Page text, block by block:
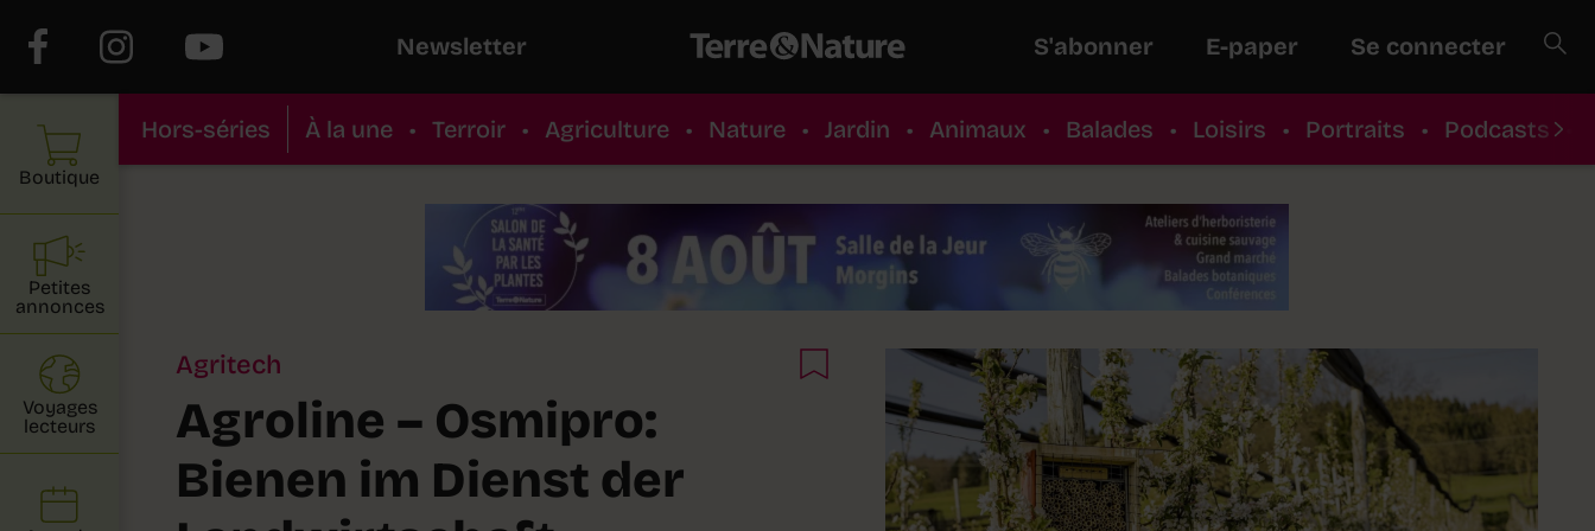
Newsletter S'abonner E-paper Se connecter
Hors-séries À la une • Terroir • Agriculture • Nature • Jardin • Animaux • Balades • Loisirs • Portraits • Podcasts
Agritech
Agroline – Osmipro:
Bienen im Dienst der
Boutique
Petites
annonces
Voyages
lecteurs